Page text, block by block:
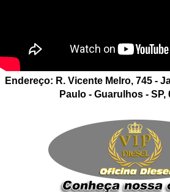
Endereço: R. Vicente Melro, 745 -
Paulo - Guarulhos - SP,